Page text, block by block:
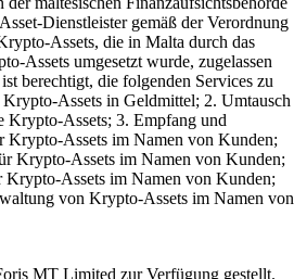
Dienstleister gemäß der Verordnung
Assets, die in Malta durch das
Assets umgesetzt wurde, zugelassen
berechtigt, die folgenden Services zu
Assets in Geldmittel; 2. Umtausch
Krypto-Assets; 3. Empfang und
Krypto-Assets im Namen von Kunden;
Krypto-Assets im Namen von Kunden;
Krypto-Assets im Namen von Kunden;
von Krypto-Assets im Namen von
MT Limited zur Verfügung gestellt.